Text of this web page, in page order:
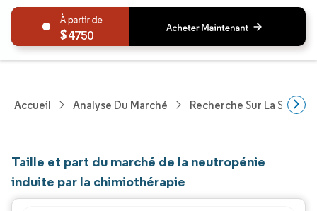
4750
Accueil Analyse Du Marché Recherche Sur La Santé
Taille et part du marché de la neutropénie
induite par la chimiothérapie